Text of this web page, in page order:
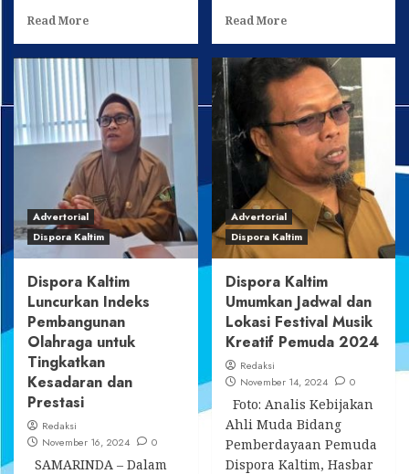
Read MoreRead
Kaltim
Gencarkan
Pencarian
Atlet
Berbakat
hingga
Pelosok
Daerah
Read MoreRead
Dispora
Kaltim
Dorong
Pemuda
Aktif
Berorganisasi
untuk
Cetak
Pemimpin
Masa
Depan
Advertorial
Dispora Kaltim
Dispora Kaltim
Luncurkan Indeks
Pembangunan
Olahraga untuk
Tingkatkan
Kesadaran dan
Prestasi
Redaksi
November 16, 2024
0
SAMARINDA – Dalam
Advertorial
Dispora Kaltim
Dispora Kaltim
Umumkan Jadwal dan
Lokasi Festival Musik
Kreatif Pemuda 2024
Redaksi
November 14, 2024
0
Foto: Analis Kebijakan
Ahli Muda Bidang
Pemberdayaan Pemuda
Dispora Kaltim, Hasbar